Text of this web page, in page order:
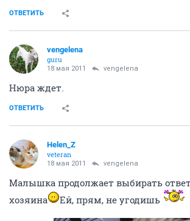
ОТВЕТИТЬ
vengelena
guru
18 мая 2011 vengelena
Нюра ждет.
ОТВЕТИТЬ
Helen_Z
veteran
18 мая 2011 vengelena
Малышка продолжает выбирать
хозяина
Ей, прям, не угодишь